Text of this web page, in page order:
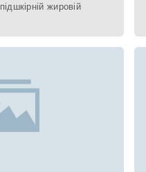
жировій